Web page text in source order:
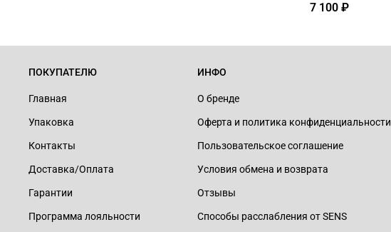
7 100 ₽
ПОКУПАТЕЛЮ
Главная
Упаковка
Контакты
Доставка/Оплата
Гарантии
Программа лояльности
ИНФО
О бренде
Оферта и политика конфиденциальности
Пользовательское соглашение
Условия обмена и возврата
Отзывы
Способы расслабления от SENS